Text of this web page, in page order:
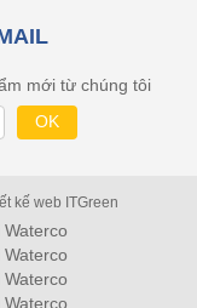
mới từ chúng tôi
kế web ITGreen